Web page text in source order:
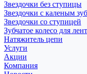
Звездочки без ступицы
Звездочки с каленым
Звездочки со ступицей
Зубчатое колесо для
Натяжитель цепи
Услуги
Акции
Компания